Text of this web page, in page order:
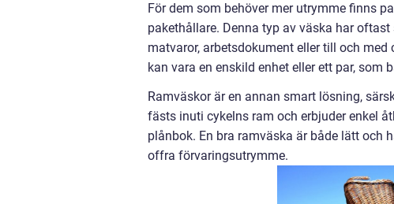
För dem som behöver mer utrymme finns
pakethållare. Denna typ av väska har
matvaror, arbetsdokument eller till och
kan vara en enskild enhet eller ett par, som
Ramväskor är en annan smart lösning,
fästs inuti cykelns ram och erbjuder enkel
plånbok. En bra ramväska är både lätt och
offra förvaringsutrymme.